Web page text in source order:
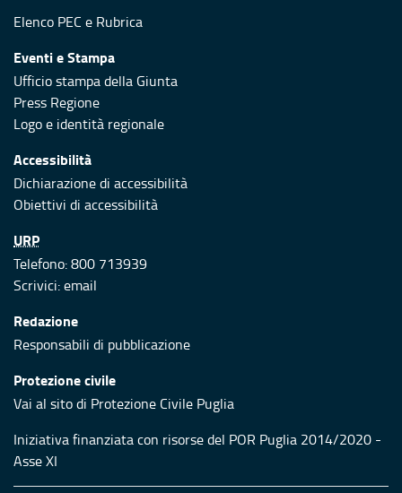
Elenco PEC e Rubrica
Eventi e Stampa
Ufficio stampa della Giunta
Press Regione
Logo e identità regionale
Accessibilità
Dichiarazione di accessibilità
Obiettivi di accessibilità
URP
Telefono: 800 713939
Scrivici:email
Redazione
Responsabili di pubblicazione
Protezione civile
Vai al sito di Protezione Civile Puglia
Iniziativa finanziata con risorse del POR Puglia 2014/2020 -
Asse XI